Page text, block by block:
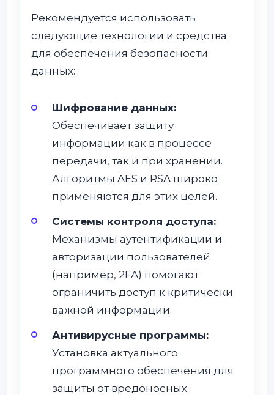
Рекомендуется использовать
следующие технологии и средства
для обеспечения безопасности
данных:
Шифрование данных:
Обеспечивает защиту
информации как в процессе
передачи, так и при хранении.
Алгоритмы AES и RSA широко
применяются для этих целей.
Системы контроля доступа:
Механизмы аутентификации и
авторизации пользователей
(например, 2FA) помогают
ограничить доступ к критически
важной информации.
Антивирусные программы:
Установка актуального
программного обеспечения для
защиты от вредоносных